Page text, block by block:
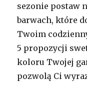
sezonie postaw
barwach, które
Twoim
5 propozycji
koloru Twojej
pozwolą Ci